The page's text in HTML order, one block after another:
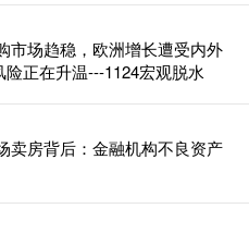
市场趋稳，欧洲增长遭受内外
正在升温---1124宏观脱水
卖房背后：金融机构不良资产